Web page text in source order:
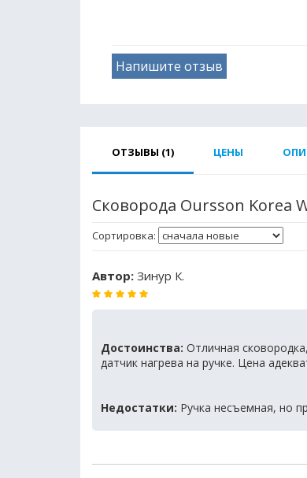
Напишите отзыв
ОТЗЫВЫ (1) ЦЕНЫ
Сковорода Oursson Korea
Сортировка:
Автор: Зинур К.
Достоинства: Отличная
датчик нагрева на ручке. Цена
Недостатки: Ручка несъемная, но